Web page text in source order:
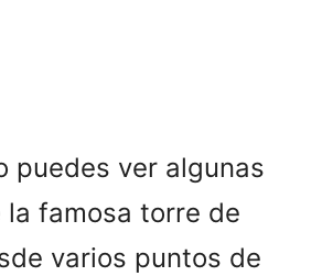
puedes ver algunas
la famosa torre de
varios puntos de